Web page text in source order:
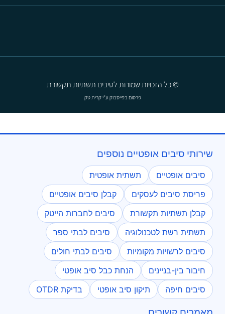
© כל הזכויות שמורות לסיבים תשתיות תקשורת
פרסום בפייסבוק ע"י קרית טק
שירותי סיבים אופטיים נוספים
סיבים אופטיים
תשתית אופטית
פריסת סיבים לעסקים
קבלן סיבים אופטיים
קבלן תשתיות תקשורת
סיבים לחברות הייטק
תשתית רשת לטכנולוגיה
סיבים לבתי ספר
סיבים לרשויות מקומיות
סיבים לבתי חולים
חיבור בין-בניינים
הנחת כבל סיב אופטי
סיבים חיפה
תיקון סיב אופטי בדיקת OTDR